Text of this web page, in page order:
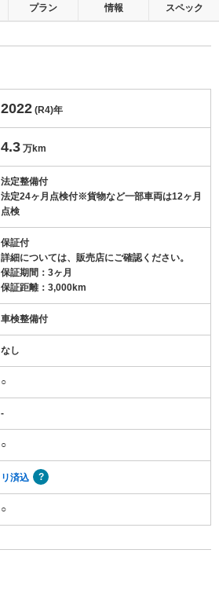
プラン
情報
スペック
2022 (R4)年
4.3 万km
法定整備付
法定24ヶ月点検付※貨物など一部車両は12ヶ月
点検
保証付
詳細については、販売店にご確認ください。
保証期間：3ヶ月
保証距離：3,000km
車検整備付
なし
○
-
○
リ済込
○